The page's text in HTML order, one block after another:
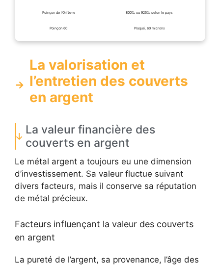
Poinçon de l’Orfèvre 800‰ ou 925‰ selon le pays
Poinçon 60 Plaqué, 60 microns
La valorisation et
l’entretien des couverts
en argent
La valeur financière des
couverts en argent
Le métal argent a toujours eu une dimension
d’investissement. Sa valeur fluctue suivant
divers facteurs, mais il conserve sa réputation
de métal précieux.
Facteurs influençant la valeur des couverts
en argent
La pureté de l’argent, sa provenance, l’âge des